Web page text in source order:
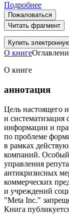
Подробнее
Пожаловаться
Читать фрагмент
Купить
О книге
О книге
аннотация
Цель настоящего
и систематизация
информации и
по проблеме
в рамках
компаний.
управления
антикризисных
коммерческих
и учреждений
"Meta Inc."
Книга